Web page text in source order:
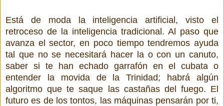
Está de moda la inteligencia artificial, visto el
retroceso de la inteligencia tradicional. Al paso que
avanza el sector, en poco tiempo tendremos ayuda
tal que no se necesitará hacer la o con un canuto,
saber si te han echado garrafón en el cubata o
entender la movida de la Trinidad; habrá algún
algoritmo que te saque las castañas del fuego. El
futuro es de los tontos, las máquinas pensarán por ti,